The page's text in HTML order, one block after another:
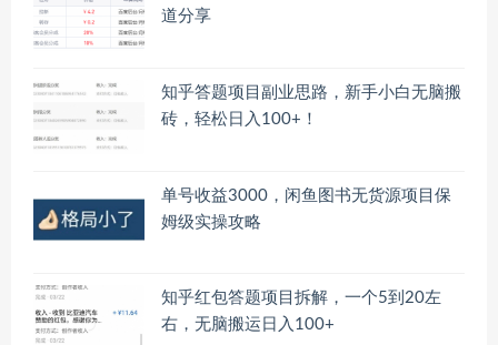
道分享
知乎答题项目副业思路，新手小白无脑搬
砖，轻松日入100+！
单号收益3000，闲鱼图书无货源项目保
姆级实操攻略
知乎红包答题项目拆解，一个5到20左
右，无脑搬运日入100+